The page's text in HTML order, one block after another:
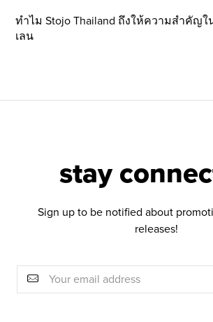
ทำไม Stojo Thailand ถึงให้ความสำคัญ
เลน
stay
Sign up to be notified about
releases!